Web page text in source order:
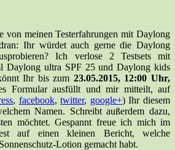
von meinen Testerfahrungen mit Daylong
Ihr würdet auch gerne die Daylong
Ich verlose 2 Testsets mit
Daylong ultra SPF 25 und Daylong kids
Ihr bis zum 23.05.2015, 12:00 Uhr,
Formular ausfüllt und mir mitteilt, auf
, facebook,twitter, google+) Ihr diesem
Namen. Schreibt außerdem dazu,
möchtet. Gespannt freue ich mich im
auf einen kleinen Bericht, welche
Lotion gemacht habt.